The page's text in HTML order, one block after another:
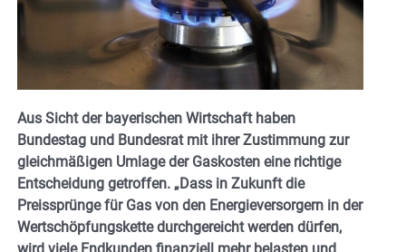
Aus Sicht der bayerischen Wirtschaft haben
Bundestag und Bundesrat mit ihrer Zustimmung zur
gleichmäßigen Umlage der Gaskosten eine richtige
Entscheidung getroffen. „Dass in Zukunft die
Preissprünge für Gas von den Energieversorgern in der
Wertschöpfungskette durchgereicht werden dürfen,